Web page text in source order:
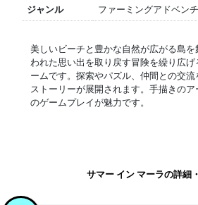
ジャンル ファーミングアドベン
美しいビーチと豊かな自然が広がる島
われた思い出を取り戻す冒険を繰り広
ームです。探索やパズル、仲間との交
ストーリーが展開されます。手描きの
のゲームプレイが魅力です。
サマー イン マーラの詳細